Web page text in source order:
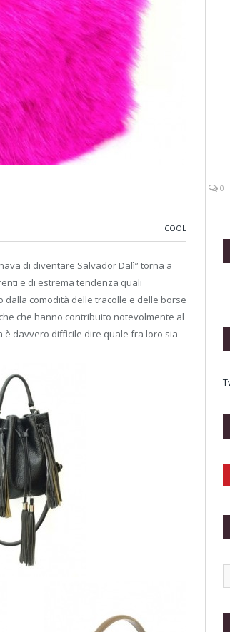
0
COOL
di diventare Salvador Dalì” torna a
e di estrema tendenza quali
dalla comodità delle tracolle e delle borse
che hanno contribuito notevolmente al
è davvero difficile dire quale fra loro sia